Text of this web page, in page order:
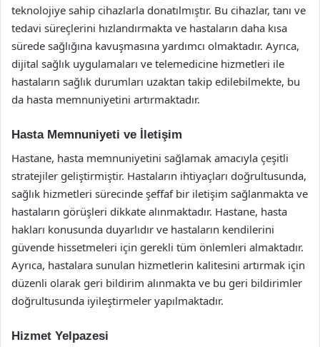
teknolojiye sahip cihazlarla donatılmıştır. Bu cihazlar, tanı ve
tedavi süreçlerini hızlandırmakta ve hastaların daha kısa
sürede sağlığına kavuşmasına yardımcı olmaktadır. Ayrıca,
dijital sağlık uygulamaları ve telemedicine hizmetleri ile
hastaların sağlık durumları uzaktan takip edilebilmekte, bu
da hasta memnuniyetini artırmaktadır.
Hasta Memnuniyeti ve İletişim
Hastane, hasta memnuniyetini sağlamak amacıyla çeşitli
stratejiler geliştirmiştir. Hastaların ihtiyaçları doğrultusunda,
sağlık hizmetleri sürecinde şeffaf bir iletişim sağlanmakta ve
hastaların görüşleri dikkate alınmaktadır. Hastane, hasta
hakları konusunda duyarlıdır ve hastaların kendilerini
güvende hissetmeleri için gerekli tüm önlemleri almaktadır.
Ayrıca, hastalara sunulan hizmetlerin kalitesini artırmak için
düzenli olarak geri bildirim alınmakta ve bu geri bildirimler
doğrultusunda iyileştirmeler yapılmaktadır.
Hizmet Yelpazesi